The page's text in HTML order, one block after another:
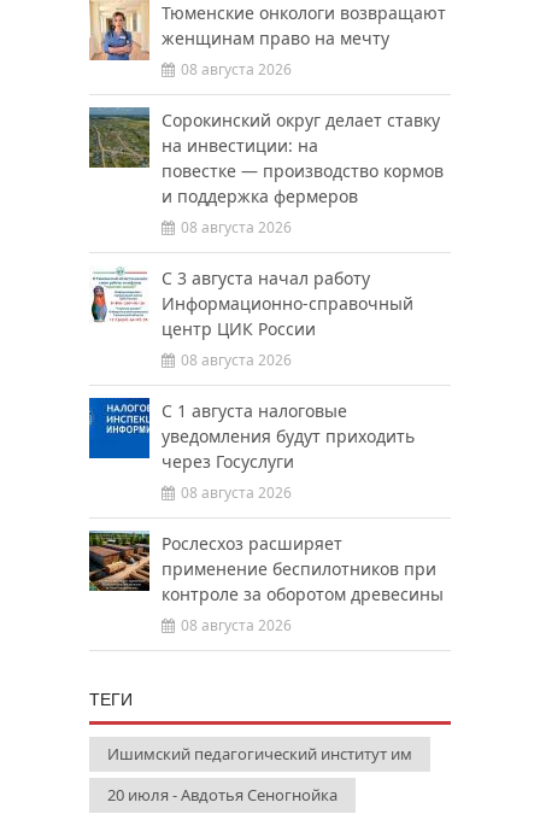
Тюменские онкологи возвращают
женщинам право на мечту
08 августа 2026
Сорокинский округ делает ставку
на инвестиции: на
повестке — производство кормов
и поддержка фермеров
08 августа 2026
С 3 августа начал работу
Информационно-справочный
центр ЦИК России
08 августа 2026
С 1 августа налоговые
уведомления будут приходить
через Госуслуги
08 августа 2026
Рослесхоз расширяет
применение беспилотников при
контроле за оборотом древесины
08 августа 2026
ТЕГИ
Ишимский педагогический институт им
20 июля - Авдотья Сеногнойка